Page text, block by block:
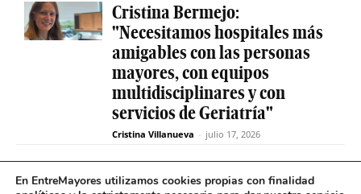
Cristina Bermejo:
"Necesitamos hospitales más
amigables con las personas
mayores, con equipos
multidisciplinares y con
servicios de Geriatría"
Cristina Villanueva - julio 17, 2026
Convive abre el plazo de
En EntreMayores utilizamos cookies propias con finalidad